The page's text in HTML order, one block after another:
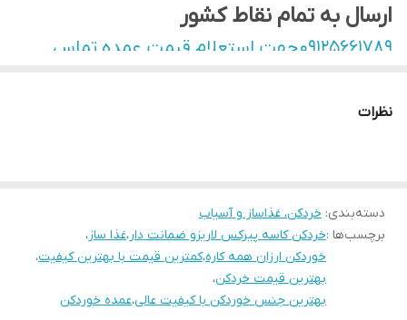
ارسال به تمام نقاط کشور
۰۹۱۲۵۶۶۱۷۸۹جهت استعلام قیمت عمده تماس
نظرات
دسته‌بندی: خردکن، غذاساز و آسیاب
برچسب‌ها :خردکن کاسه پیرکس لاریزو ضمانت دار،غذا ساز،
خوردکن ارزان همه کاره،کمترین قیمت با بهترین کیفیت،
بهترین قیمت خردکن،
بهترین جنس خوردکن با کیفیت عالی،عمده خوردکن